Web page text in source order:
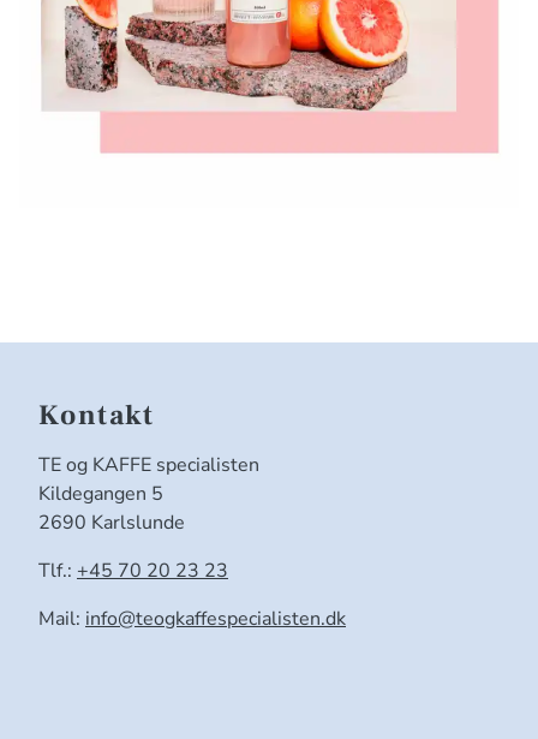
Kontakt
TE og KAFFE specialisten
Kildegangen 5
2690 Karlslunde
Tlf.: +45 70 20 23 23
Mail: info@teogkaffespecialisten.dk